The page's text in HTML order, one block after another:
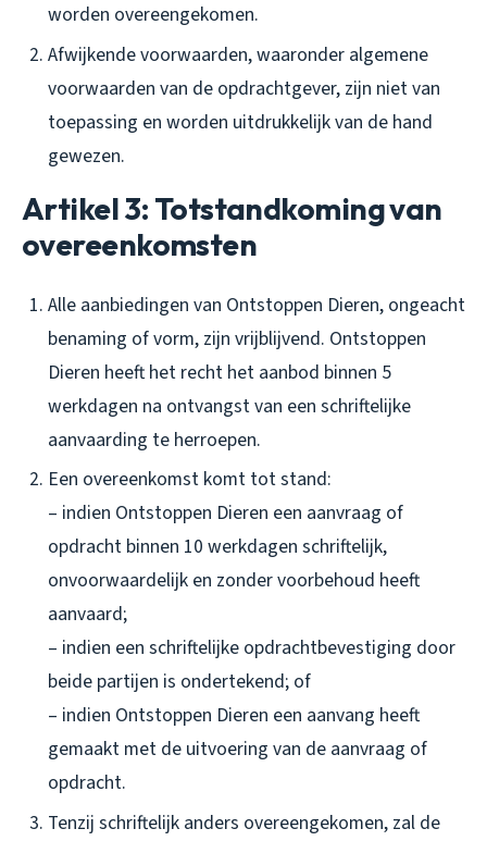
worden overeengekomen.
Afwijkende voorwaarden, waaronder algemene
voorwaarden van de opdrachtgever, zijn niet van
toepassing en worden uitdrukkelijk van de hand
gewezen.
Artikel 3: Totstandkoming van
overeenkomsten
Alle aanbiedingen van Ontstoppen Dieren, ongeacht
benaming of vorm, zijn vrijblijvend. Ontstoppen
Dieren heeft het recht het aanbod binnen 5
werkdagen na ontvangst van een schriftelijke
aanvaarding te herroepen.
Een overeenkomst komt tot stand:
– indien Ontstoppen Dieren een aanvraag of
opdracht binnen 10 werkdagen schriftelijk,
onvoorwaardelijk en zonder voorbehoud heeft
aanvaard;
– indien een schriftelijke opdrachtbevestiging door
beide partijen is ondertekend; of
– indien Ontstoppen Dieren een aanvang heeft
gemaakt met de uitvoering van de aanvraag of
opdracht.
Tenzij schriftelijk anders overeengekomen, zal de